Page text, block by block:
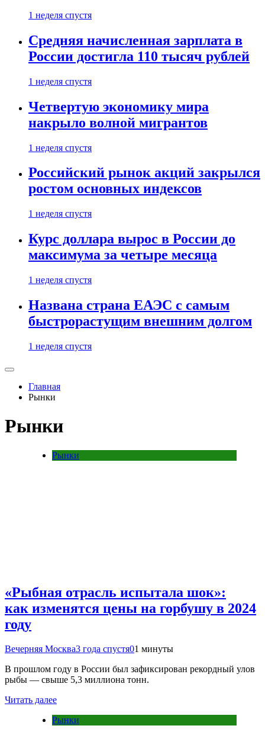
1 неделя спустя
Средняя начисленная зарплата в
России достигла 110 тысяч рублей
1 неделя спустя
Четвертую экономику мира
накрыло волной мигрантов
1 неделя спустя
Российский рынок акций закрылся
ростом основных индексов
1 неделя спустя
Курс доллара вырос в России до
максимума за четыре месяца
1 неделя спустя
Названа страна ЕАЭС с самым
быстрорастущим внешним долгом
1 неделя спустя
Главная
Рынки
Рынки
Рынки
«Рыбная отрасль испытала шок»:
как изменятся цены на горбушу в 2024
году
Вечерняя Москва3 года спустя01 минуты
В прошлом году в России был зафиксирован рекордный улов
рыбы — свыше 5,3 миллиона тонн.
Читать далее
Рынки